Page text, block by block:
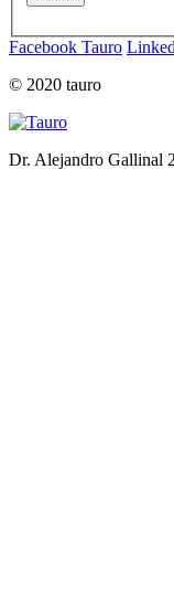
Facebook Tauro
© 2020 tauro
Dr. Alejandro Gallinal